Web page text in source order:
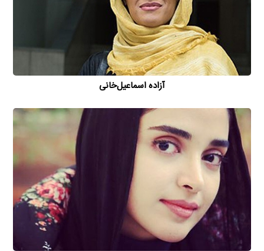
آزاده اسماعیل‌خانی